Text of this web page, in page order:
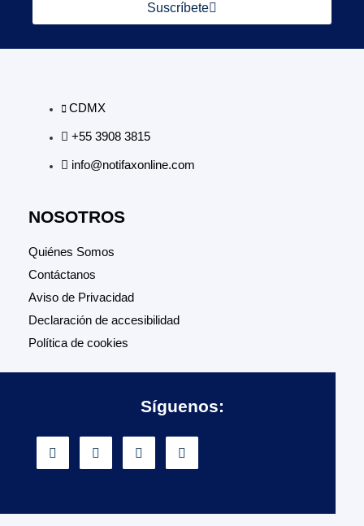
Suscríbete
CDMX
+55 3908 3815
info@notifaxonline.com
NOSOTROS
Quiénes Somos
Contáctanos
Aviso de Privacidad
Declaración de accesibilidad
Política de cookies
Síguenos: